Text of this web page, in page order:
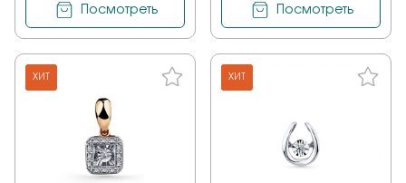
Посмотреть Посмотреть
ХИТ ХИТ